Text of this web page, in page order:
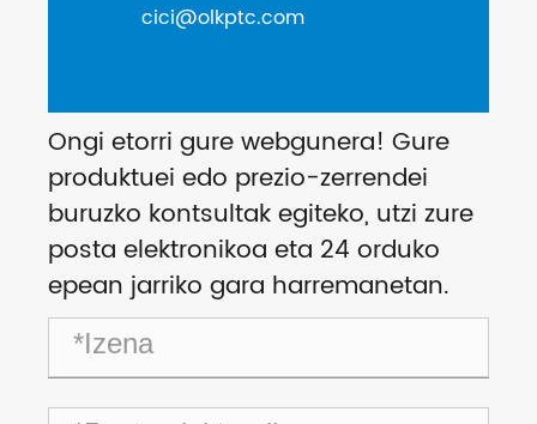
cici@olkptc.com
Ongi etorri gure webgunera! Gure
produktuei edo prezio-zerrendei
buruzko kontsultak egiteko, utzi zure
posta elektronikoa eta 24 orduko
epean jarriko gara harremanetan.